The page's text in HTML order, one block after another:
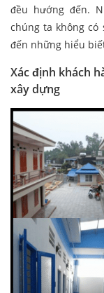
đều hướng đến.
chúng ta không
đến những hiểu
Xác định khách
xây dựng